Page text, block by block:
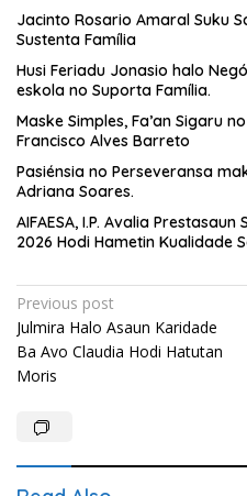
Jacinto Rosario Amaral Suku
Sustenta Família
Husi Feriadu Jonasio halo
eskola no Suporta Família.
Maske Simples, Fa’an Sigaru
Francisco Alves Barreto
Pasiénsia no Perseveransa
Adriana Soares.
AIFAESA, I.P. Avalia
2026 Hodi Hametin Kualidade
Post
navigation
Previous post
Julmira Halo Asaun Karidade
Ba Avo Claudia Hodi Hatutan
Moris